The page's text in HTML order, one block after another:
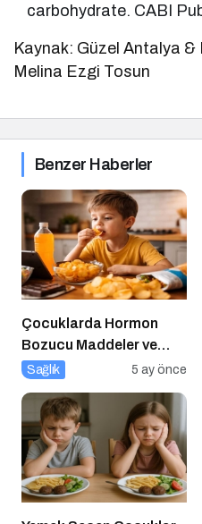
carbohydrate. CABI
Kaynak: Güzel Antalya &
Melina Ezgi Tosun
Benzer Haberler
Çocuklarda Hormon
Bozucu Maddeler ve
Paketli Gıdalar
Sağlık 5 ay önce